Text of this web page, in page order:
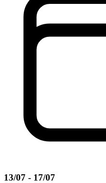
13/07 - 17/07